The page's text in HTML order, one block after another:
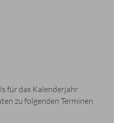
für das Kalenderjahr
zu folgenden Terminen